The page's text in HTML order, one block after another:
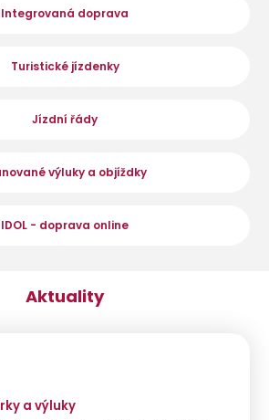
Integrovaná doprava
Turistické jízdenky
Jízdní řády
výluky a objíždky
IDOL - doprava online
Aktuality
a výluky